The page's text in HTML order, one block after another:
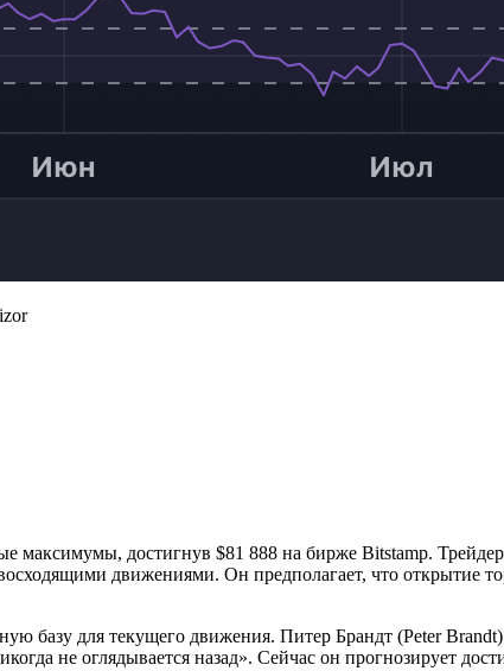
максимумы, достигнув $81 888 на бирже Bitstamp.
движениями. Он предполагает, что открытие
базу для текущего движения. Питер Брандт (Peter
не оглядывается назад». Сейчас он прогнозирует